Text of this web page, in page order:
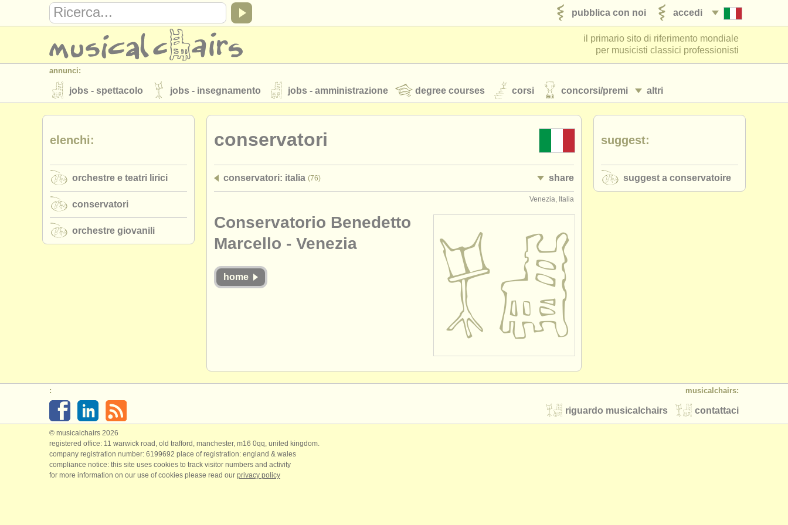
accedi
pubblica con noi
il primario sito di riferimento mondiale
per musicisti classici professionisti
annunci:
altri
jobs - spettacolo jobs - insegnamento jobs - amministrazione degree courses corsi concorsi/premi
strumenti in vendita strumenti rubati
elenchi:
musicalchairs:
editori:
pubblica con noi find out about our ATS ATS
conservatori
conservatori: italia (76) share
Venezia, Italia
Conservatorio Benedetto
Marcello - Venezia
home
elenchi:
orchestre e teatri lirici
conservatori
orchestre giovanili
suggest:
suggest a conservatoire
musicalchairs:
contattaci
riguardo musicalchairs
:
© musicalchairs 2026
registered office: 11 warwick road, old trafford, manchester, m16 0qq, united kingdom.
company registration number: ​6199692 place of registration: england & wales
compliance notice: ​this site uses cookies to track visitor numbers and activity
for more information on our use of cookies please read our privacy policy